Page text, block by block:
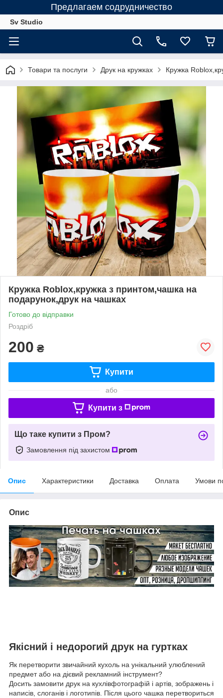
Предлагаем содрудничество
Sv Studio
Товари та послуги Друк на кружках Кружка
Кружка Roblox,кружка з принтом,чашка на
подарунок,друк на чашках
Готово до відправки
Роздріб
200 ₴
Купити
або
Купити з
Що таке купити з Пром?
Замовлення під захистом
Опис Характеристики Доставка Оплата Умови
Опис
Якісний і недорогий друк на гуртках
Як перетворити звичайний кухоль на унікальний улюблений
предмет або на дієвий рекламний інструмент?
Досить замовити друк на кухлівфотографій і артів, зображень і
написів, слоганів і логотипів. Після цього чашка перетвориться